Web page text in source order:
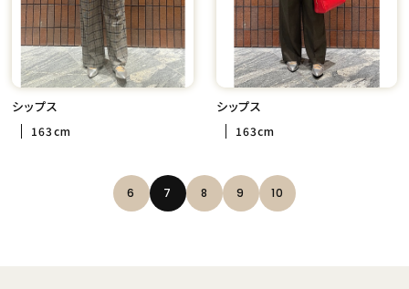
シップス
163cm
シップス
163cm
6 7 8 9 10